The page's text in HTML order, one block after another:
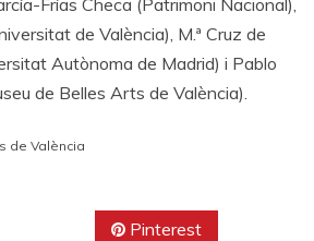
Frías Checa (Patrimoni Nacional),
de València), M.ª Cruz de
Autònoma de Madrid) i Pablo
de Belles Arts de València).
de València
Pinterest